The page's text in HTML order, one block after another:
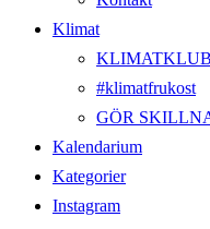
Klimat
#klimatfrukost
GÖR
Kalendarium
Kategorier
Instagram